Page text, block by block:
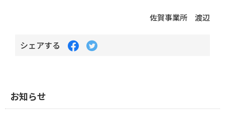
佐賀事業所 渡辺
シェアする Facebook
Twitter
お知らせ